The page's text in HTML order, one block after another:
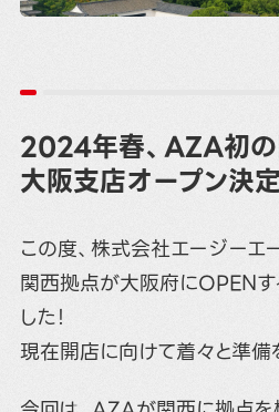
2024年春、AZA初
大阪支店オープン決定
この度、株式会社エージーエ
関西拠点が大阪府にOPENす
した！
現在開店に向けて着々と準備